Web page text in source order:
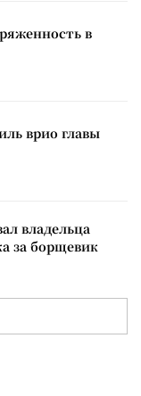
в
врио главы
владельца
за борщевик